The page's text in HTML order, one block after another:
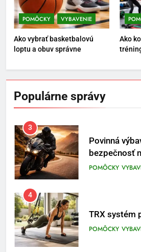
POMÔCKY VYBAVENIE
Ako vybrať basketbalovú
loptu a obuv správne
Ako
Populárne správy
Osemročný
sociálne
a
produktom z
Temu
POMÔCKY
3
Povinná
bezpečnosť
POMÔCKY
4
TRX systém
POMÔCKY